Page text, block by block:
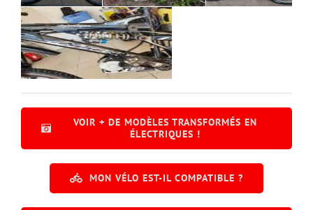
VOIR + DE MODÈLES TRANSFORMÉS EN
ÉLECTRIQUES !
MON VÉLO EST-IL COMPATIBLE ?